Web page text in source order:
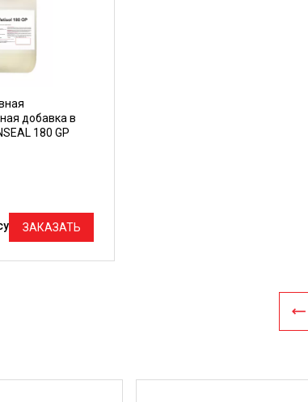
добавка в
180 GP
ЗАКАЗАТЬ